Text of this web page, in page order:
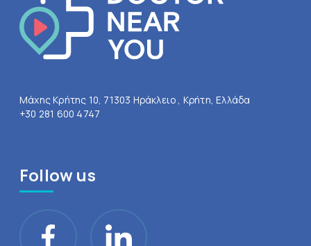
Μάχης Κρήτης 10, 71303 Ηράκλειο , Κρήτη, Ελλάδα
+30 281 600 4747
Follow us